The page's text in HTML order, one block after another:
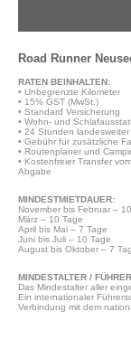
Road Runner
RATEN BEINHALTEN:
• Unbegrenzte Kilometer
• 15% GST (MwSt.)
• Standard Versicherung
• Wohn- und
• 24 Stunden
• Gebühr für zusätzliche
• Routenplaner und
• Kostenfreier Transfer
Abgabe
MINDESTMIETDAUER:
November bis Februar –
März – 10 Tage
April bis Mai – 7 Tage
Juni bis Juli – 10 Tage
August bis Oktober – 7
MINDESTALTER /
Das Mindestalter aller
Ein internationaler
Verbindung mit dem